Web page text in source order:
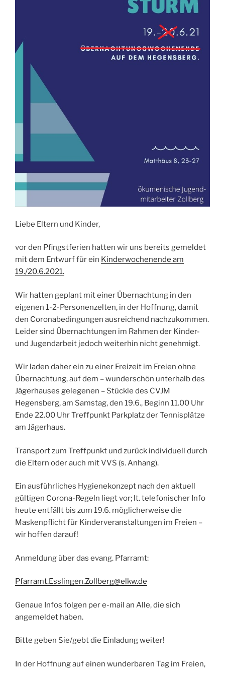
Liebe Eltern und Kinder,
vor den Pfingstferien hatten wir uns bereits gemeldet
mit dem Entwurf für ein Kinderwochenende am
19./20.6.2021.
Wir hatten geplant mit einer Übernachtung in den
eigenen 1-2-Personenzelten, in der Hoffnung, damit
den Coronabedingungen ausreichend nachzukommen.
Leider sind Übernachtungen im Rahmen der Kinder-
und Jugendarbeit jedoch weiterhin nicht genehmigt.
Wir laden daher ein zu einer Freizeit im Freien ohne
Übernachtung, auf dem – wunderschön unterhalb des
Jägerhauses gelegenen – Stückle des CVJM
Hegensberg, am Samstag, den 19.6., Beginn 11.00 Uhr
Ende 22.00 Uhr Treffpunkt Parkplatz der Tennisplätze
am Jägerhaus.
Transport zum Treffpunkt und zurück individuell durch
die Eltern oder auch mit VVS (s. Anhang).
Ein ausführliches Hygienekonzept nach den aktuell
gültigen Corona-Regeln liegt vor; lt. telefonischer Info
heute entfällt bis zum 19.6. möglicherweise die
Maskenpflicht für Kinderveranstaltungen im Freien –
wir hoffen darauf!
Anmeldung über das evang. Pfarramt:
Pfarramt.Esslingen.Zollberg@elkw.de
Genaue Infos folgen per e-mail an Alle, die sich
angemeldet haben.
Bitte geben Sie/gebt die Einladung weiter!
In der Hoffnung auf einen wunderbaren Tag im Freien,